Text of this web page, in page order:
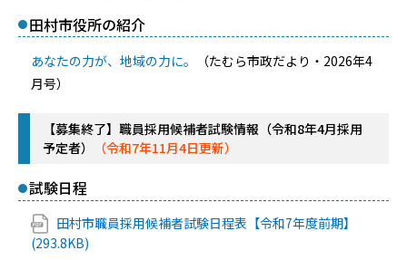
田村市役所の紹介
あなたの力が、地域の力に。
（たむら市政だより・2026年4
月号）
【募集終了】職員採用候補者試験情報（令和8年4月採用
予定者）
（令和7年11月4日更新）
試験日程
田村市職員採用候補者試験日程表【令和7年度前期】
(293.8KB)